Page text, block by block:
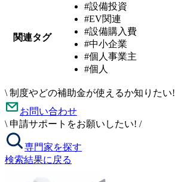
関連タグ
#設備投資
#EV関連
#設備購入費
#中小企業
#個人事業主
#個人
\ 制度やどの補助金が使えるか知りたい!
お問い合わせ
\ 申請サポートをお願いしたい! /
専門家を探す
検索結果に戻る